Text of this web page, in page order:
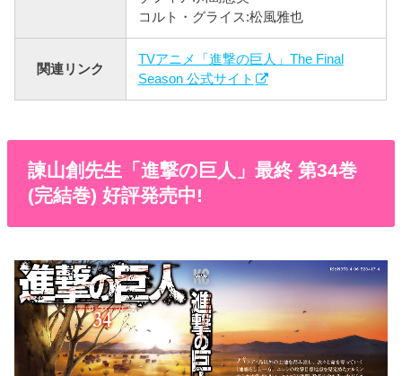
コルト・グライス:松風雅也
関連リンク
TVアニメ「進撃の巨人」The Final
Season 公式サイト
諫山創先生「進撃の巨人」最終 第34巻
(完結巻) 好評発売中!